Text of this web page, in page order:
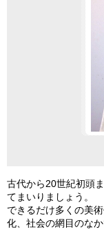
古代から20世紀初頭
てまいりましょう。
できるだけ多くの美
化、社会の網目のな